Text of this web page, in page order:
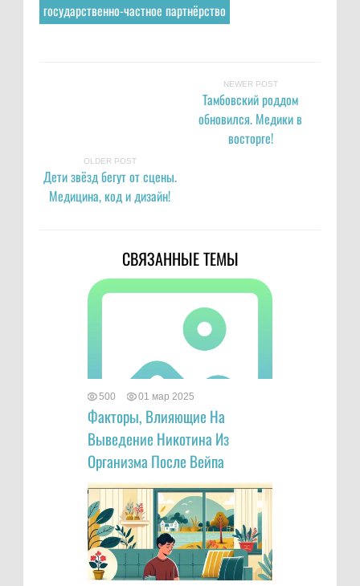
государственно-частное партнёрство
NEWER POST
Тамбовский роддом
обновился. Медики в
восторге!
OLDER POST
Дети звёзд бегут от сцены.
Медицина, код и дизайн!
СВЯЗАННЫЕ ТЕМЫ
500 01 мар 2025
Факторы, Влияющие На
Выведение Никотина Из
Организма После Вейпа